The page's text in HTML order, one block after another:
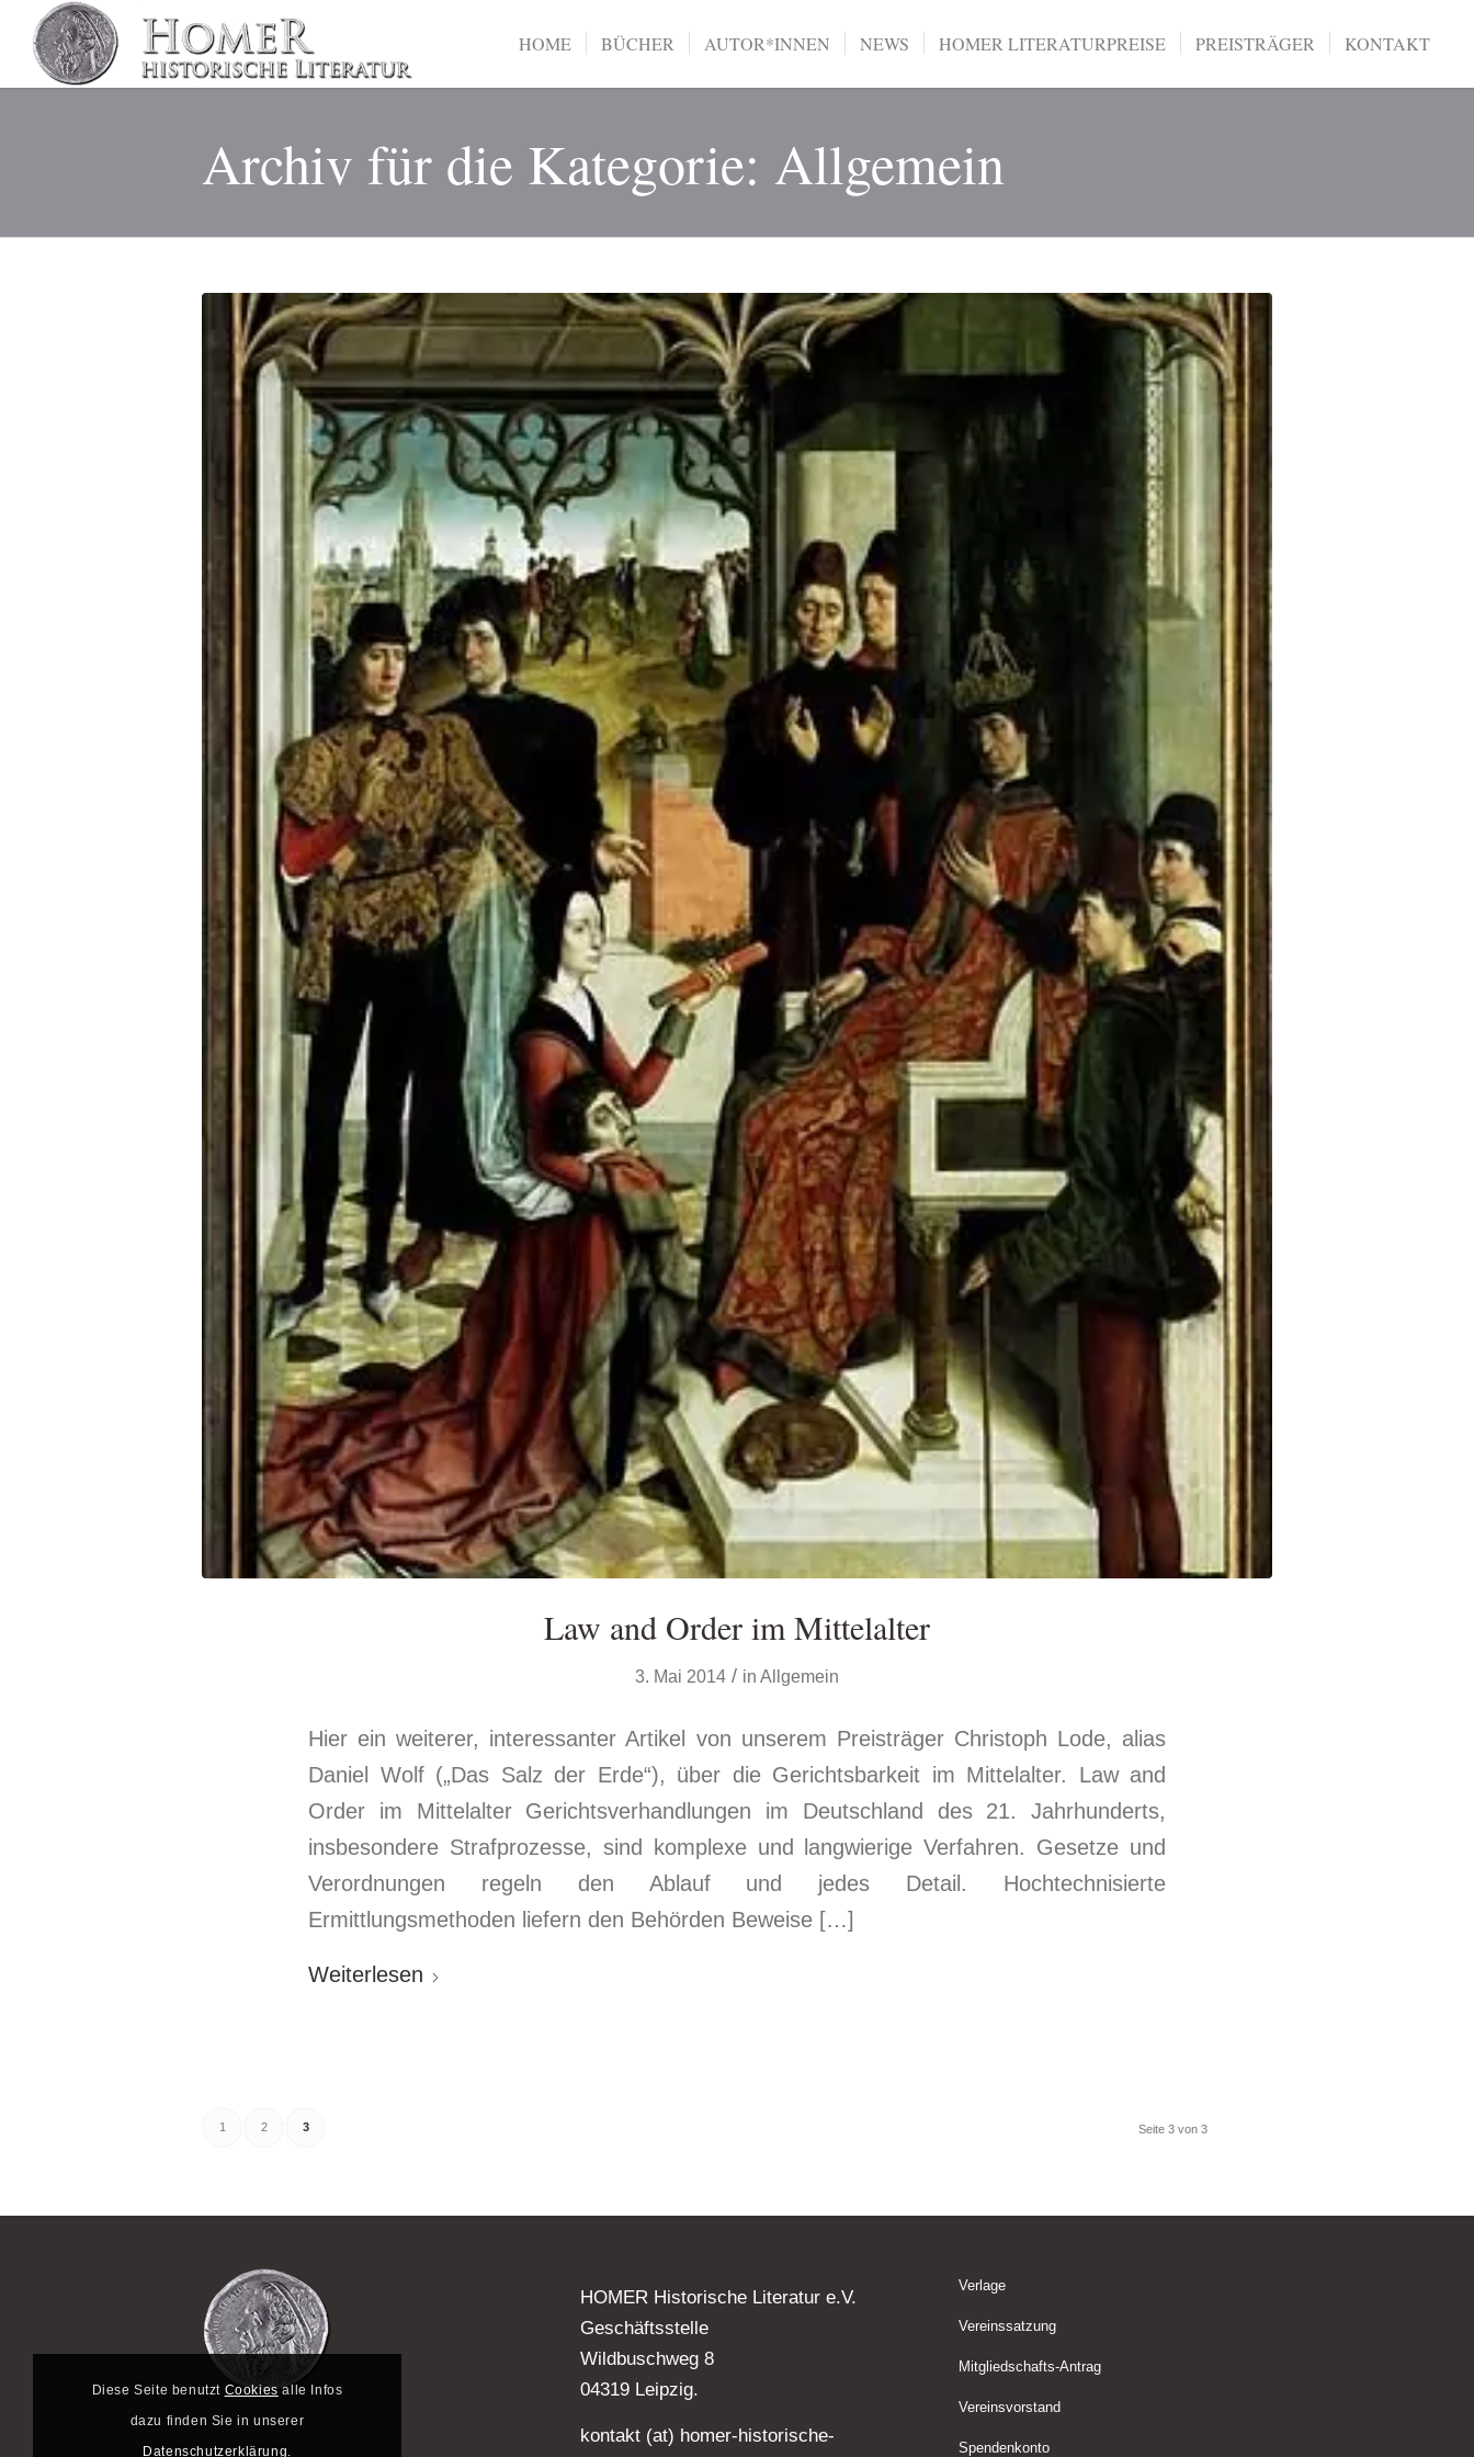
HOME BÜCHER AUTOR*INNEN NEWS HOMER LITERATURPREISE PREISTRÄGER KONTAKT
Archiv für die Kategorie: Allgemein
Law and Order im Mittelalter
3. Mai 2014 / in Allgemein
Hier ein weiterer, interessanter Artikel von unserem Preisträger Christoph Lode, alias
Daniel Wolf („Das Salz der Erde“), über die Gerichtsbarkeit im Mittelalter. Law and
Order im Mittelalter Gerichtsverhandlungen im Deutschland des 21. Jahrhunderts,
insbesondere Strafprozesse, sind komplexe und langwierige Verfahren. Gesetze und
Verordnungen regeln den Ablauf und jedes Detail. Hochtechnisierte
Ermittlungsmethoden liefern den Behörden Beweise […]
Weiterlesen
Seite 3 von 3
1 2 3
HOMER Historische Literatur e.V.
Geschäftsstelle
Wildbuschweg 8
04319 Leipzig.
kontakt (at) homer-historische-
Verlage
Vereinssatzung
Mitgliedschafts-Antrag
Vereinsvorstand
Spendenkonto
Diese Seite benutzt Cookiesalle Infos
dazu finden Sie in unserer
Datenschutzerklärung